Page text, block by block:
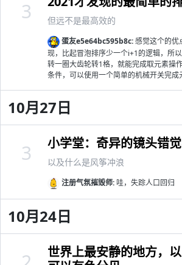
但远不是最高效的
蛋友e5e64bc595b8c:感觉这个的优
现，比起冒泡排序少一个i+1的逻辑，所
转一圈大齿轮转1格，就能完成取元素操
条件，可以使用一个简单的机械开关完成
3
10月27日
小学堂：奇异的镜头错
以及什么是风筝冲浪
注册气氛摧毁师:哇，失踪人口回归
3
10月24日
世界上最安静的地方，